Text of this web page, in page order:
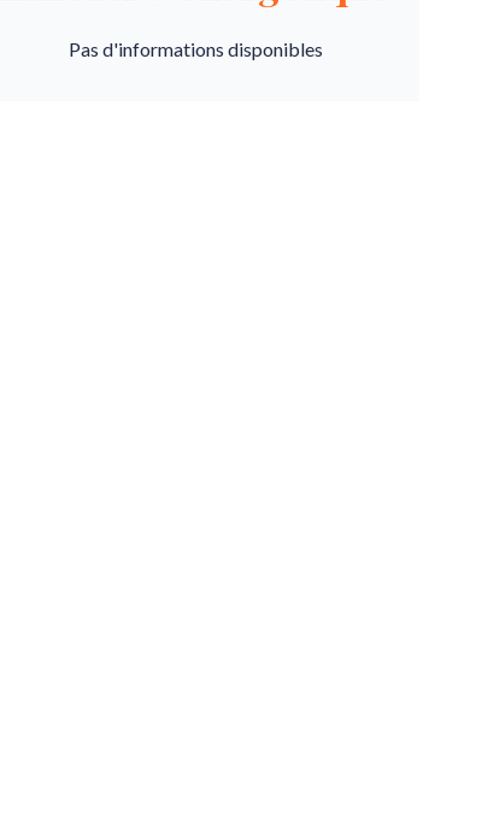
Pas d'informations disponibles